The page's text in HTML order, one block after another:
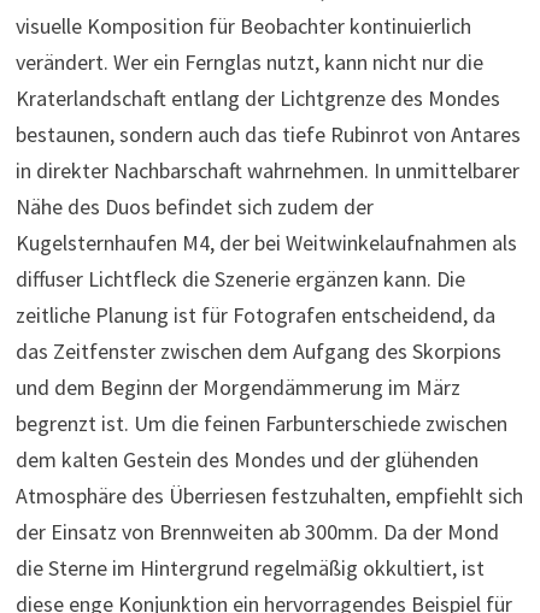
visuelle Komposition für Beobachter kontinuierlich
verändert. Wer ein Fernglas nutzt, kann nicht nur die
Kraterlandschaft entlang der Lichtgrenze des Mondes
bestaunen, sondern auch das tiefe Rubinrot von Antares
in direkter Nachbarschaft wahrnehmen. In unmittelbarer
Nähe des Duos befindet sich zudem der
Kugelsternhaufen M4, der bei Weitwinkelaufnahmen als
diffuser Lichtfleck die Szenerie ergänzen kann. Die
zeitliche Planung ist für Fotografen entscheidend, da
das Zeitfenster zwischen dem Aufgang des Skorpions
und dem Beginn der Morgendämmerung im März
begrenzt ist. Um die feinen Farbunterschiede zwischen
dem kalten Gestein des Mondes und der glühenden
Atmosphäre des Überriesen festzuhalten, empfiehlt sich
der Einsatz von Brennweiten ab 300mm. Da der Mond
die Sterne im Hintergrund regelmäßig okkultiert, ist
diese enge Konjunktion ein hervorragendes Beispiel für